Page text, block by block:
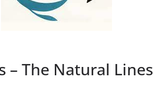
– The Natural Lines